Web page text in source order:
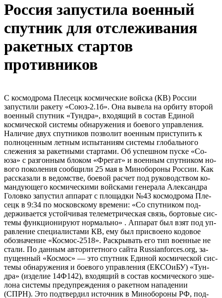
Россия запустила военный
спутник для отслеживания
ракетных стартов
противников
С космодрома Плесецк космические войска (КВ) России
запустили ракету «Союз-2.1б». Она вывела на орбиту второй
военный спутник «Тундра», входящий в состав Единой
космической системы обнаружения и боевого управления.
Наличие двух спутников позволит военным приступить к
полноценным летным испытаниям системы глобального
слежения за ракетными стартами. Об ус­пешном пус­ке «Со­
юза» с раз­гонным бло­ком «Фре­гат» и во­ен­ным спут­ни­ком но­
вого по­коле­ния со­об­щи­ли 25 мая в Ми­нобо­роны России. Как
рас­ска­зали в ве­домс­тве, бо­евой рас­чет под ру­ководс­твом ко­
ман­ду­юще­го кос­ми­чес­ки­ми вой­ска­ми ге­нера­ла Алек­сан­дра
Го­лов­ко за­пус­тил ап­па­рат с пло­щад­ки №43 кос­модро­ма Пле­
сецк в 9:34 по мос­ков­ско­му вре­мени: «Со спут­ни­ком под­
держи­ва­ет­ся ус­той­чи­вая те­лемет­ри­чес­кая связь, бор­то­вые сис­
те­мы фун­кци­они­ру­ют нор­маль­но» . Ап­па­рат был взят под уп­
равле­ние спе­ци­алис­та­ми КВ, ему был прис­во­ено ко­довое
обоз­на­чение «Кос­мос-2518». Рас­кры­вать его тип во­ен­ные не
ста­ли. По дан­ным ав­то­ритет­но­го сай­та Russianforces.org, за­
пущен­ный «Кос­мос» — это спут­ник Еди­ной кос­ми­чес­кой сис­
те­мы об­на­руже­ния и бо­ево­го уп­равле­ния (ЕК­СО­иБУ) «Тун­
дра» (из­де­лие 14Ф142), вхо­дящий в сос­тав кос­ми­чес­ко­го эше­
лона сис­те­мы пре­дуп­режде­ния о ра­кет­ном на­паде­нии
(СПРН). Это под­твер­дил ис­точник в Ми­нобо­роны РФ, под­